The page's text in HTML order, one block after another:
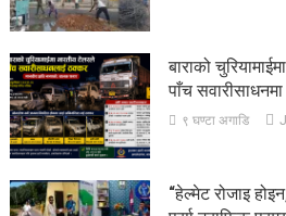
बाराको
पाँच सवारीसाधनमा
९ घण्टा अगाडि
“हेल्मेट रोजाइ